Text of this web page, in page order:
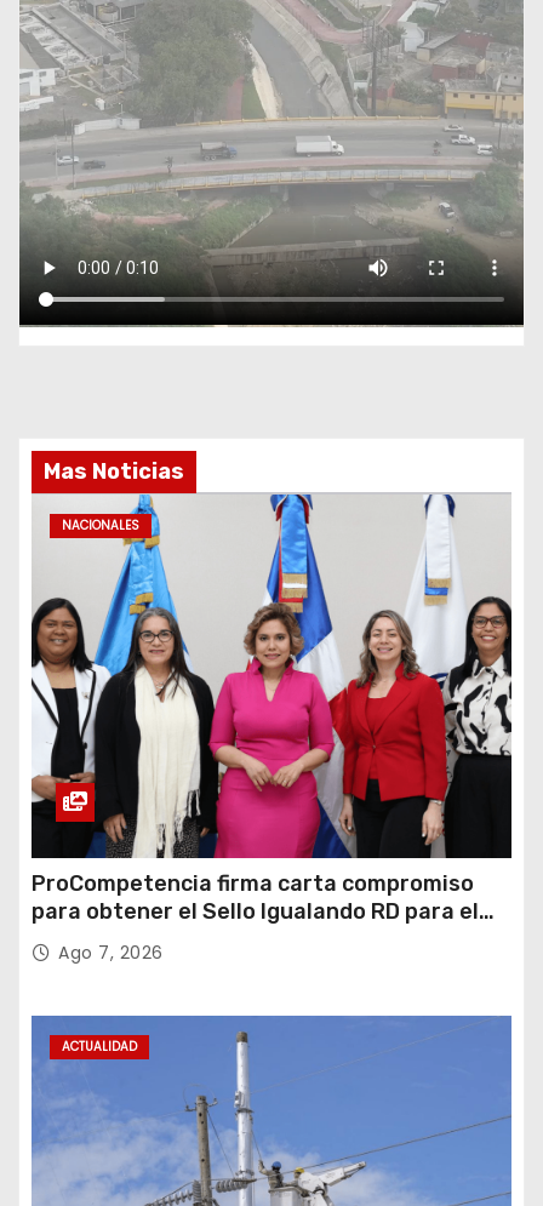
Mas Noticias
NACIONALES
ProCompetencia firma carta compromiso
para obtener el Sello Igualando RD para el
Sector Público
Ago 7, 2026
ACTUALIDAD